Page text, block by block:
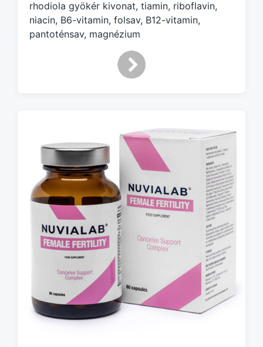
rhodiola gyökér kivonat, tiamin, riboflavin,
niacin, B6-vitamin, folsav, B12-vitamin,
pantoténsav, magnézium